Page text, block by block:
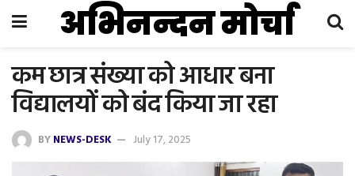
अभिनन्दन मोर्चा
कम छात्र संख्या को आधार बना
विद्यालयों को बंद किया जा रहा
BYNEWS-DESK July 17, 2025